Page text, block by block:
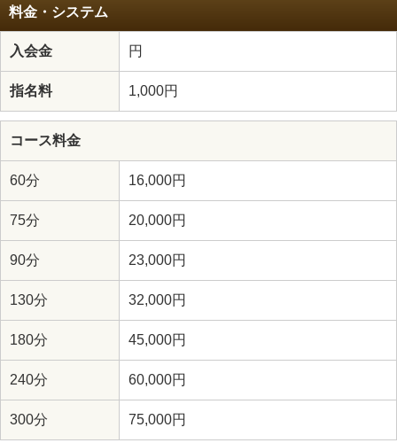
料金・システム
入会金 円
指名料 1,000円
コース料金
60分 16,000円
75分 20,000円
90分 23,000円
130分 32,000円
180分 45,000円
240分 60,000円
300分 75,000円